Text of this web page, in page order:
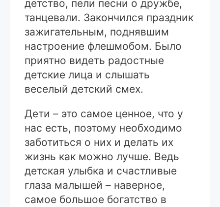
детство, пели песни о дружбе,
танцевали. Закончился праздник
зажигательным, поднявшим
настроение флешмобом. Было
приятно видеть радостные
детские лица и слышать
веселый детский смех.
Дети – это самое ценное, что у
нас есть, поэтому необходимо
заботиться о них и делать их
жизнь как можно лучше. Ведь
детская улыбка и счастливые
глаза малышей – наверное,
самое большое богатство в